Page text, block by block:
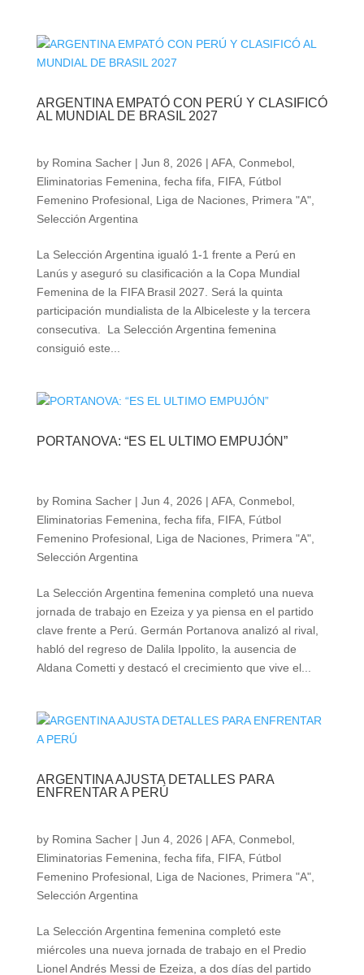
ARGENTINA EMPATÓ CON PERÚ Y CLASIFICÓ
AL MUNDIAL DE BRASIL 2027
by Romina Sacher| Jun 8, 2026 | AFA, Conmebol,
Eliminatorias Femenina fecha fifa FIFA, Fútbol
Femenino Profesional, Liga de Naciones, Primera "A",
Selección Argentina
La Selección Argentina igualó 1-1 frente a Perú en
Lanús y aseguró su clasificación a la Copa Mundial
Femenina de la FIFA Brasil 2027. Será la quinta
participación mundialista de la Albiceleste y la tercera
consecutiva. La Selección Argentina femenina
consiguió este...
PORTANOVA: “ES EL ULTIMO EMPUJÓN”
by Romina Sacher| Jun 4, 2026 | AFA, Conmebol,
Eliminatorias Femenina fecha fifa FIFA, Fútbol
Femenino Profesional, Liga de Naciones, Primera "A",
Selección Argentina
La Selección Argentina femenina completó una nueva
jornada de trabajo en Ezeiza y ya piensa en el partido
clave frente a Perú. Germán Portanova analizó al rival,
habló del regreso de Dalila Ippolito, la ausencia de
Aldana Cometti y destacó el crecimiento que vive el...
ARGENTINA AJUSTA DETALLES PARA
ENFRENTAR A PERÚ
by Romina Sacher| Jun 4, 2026 | AFA, Conmebol,
Eliminatorias Femenina fecha fifa FIFA, Fútbol
Femenino Profesional, Liga de Naciones, Primera "A",
Selección Argentina
La Selección Argentina femenina completó este
miércoles una nueva jornada de trabajo en el Predio
Lionel Andrés Messi de Ezeiza, a dos días del partido